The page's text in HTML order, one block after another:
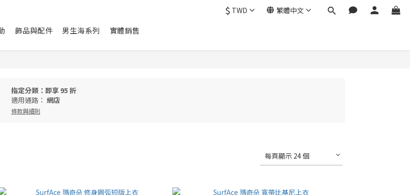
$ TWD 繁體中文
飾品與配件 男生海系列 實體銷售
指定分類：即享 95 折
適用通路： 網店
條款與細則
每頁顯示 24 個